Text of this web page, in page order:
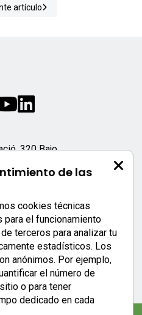
artículo
de las
cookies técnicas
el funcionamiento
terceros para analizar tu
estadísticos. Los
anónimos. Por ejemplo,
el número de
o para tener
dedicado en cada
320 Bajo